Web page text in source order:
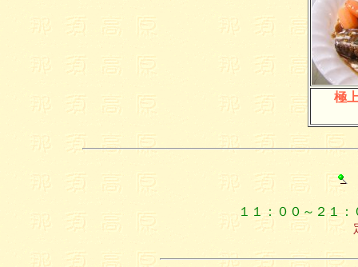
極
１１：００～２１